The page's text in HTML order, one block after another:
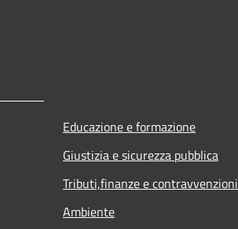
Educazione e formazione
Giustizia e sicurezza pubblica
Tributi,finanze e contravvenzioni
Ambiente